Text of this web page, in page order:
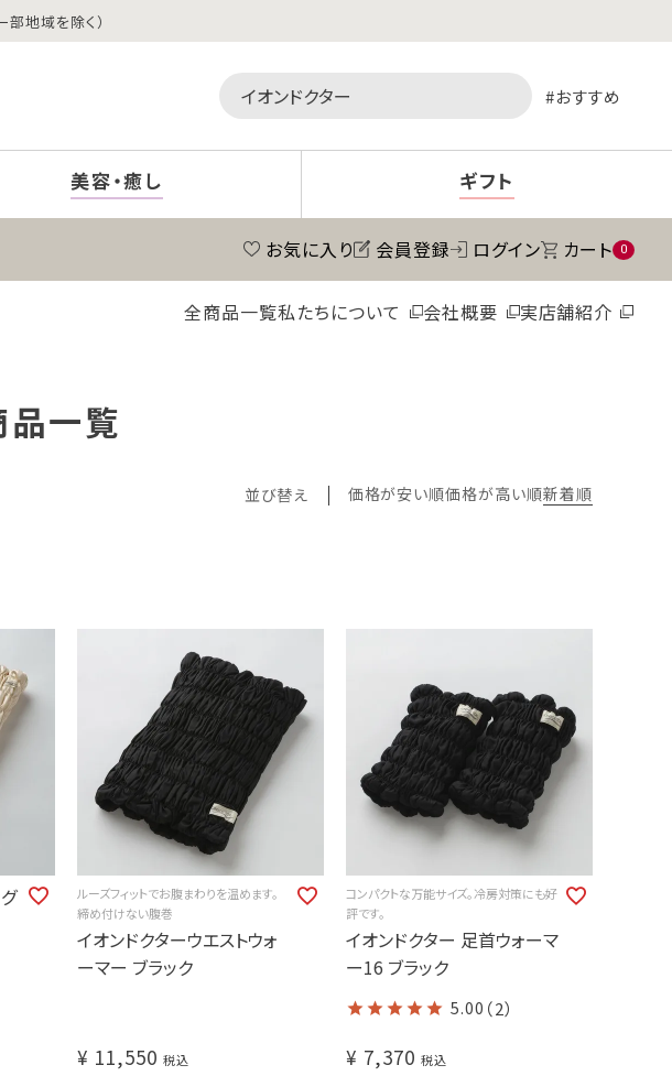
部地域を除く）
おすすめ
美容・癒し ギフト
お気に入り 会員登録 ログイン カート 0
全商品一覧私たちについて 会社概要 実店舗紹介
品一覧
並び替え 価格が安い順価格が高い順新着順
ルーズフィットでお腹まわりを温めます。
締め付けない腹巻
イオンドクターウエストウォ
ーマー ブラック
¥ 11,550 税込
コンパクトな万能サイズ。冷房対策にも好
評です。
イオンドクター 足首ウォーマ
ー16 ブラック
5.00 （2）
¥ 7,370 税込